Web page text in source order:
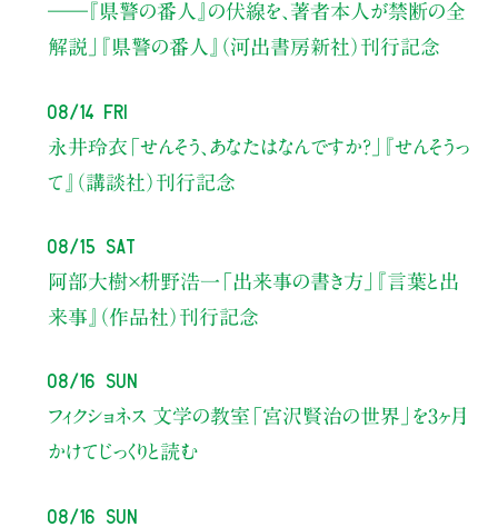
――『県警の番人』の伏線を、著者本人が禁断の全
解説」
『県警の番人』（河出書房新社）刊行記念
08/14 Fri
永井玲衣 「せんそう、あなたはなんですか？」
『せんそうっ
て』（講談社）刊行記念
08/15 Sat
阿部大樹×枡野浩一 「出来事の書き方」
『言葉と出
来事』（作品社）刊行記念
08/16 Sun
フィクショネス 文学の教室 「宮沢賢治の世界」を3ヶ月
かけてじっくりと読む
08/16 Sun